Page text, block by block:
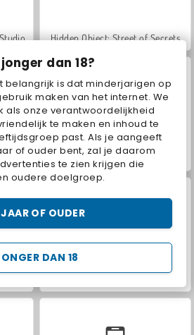
dan 18?
belangrijk is dat minderjarigen op
maken van het internet. We
als onze verantwoordelijkheid
te maken en inhoud te
past. Als je aangeeft
of ouder bent, zal je daarom
te zien krijgen die
oudere doelgroep.
DAN 18
OF OUDER
Hidden Object: Street of Secrets
Farm Merge Valley